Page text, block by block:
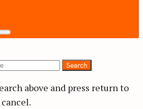
Search
above and press return to